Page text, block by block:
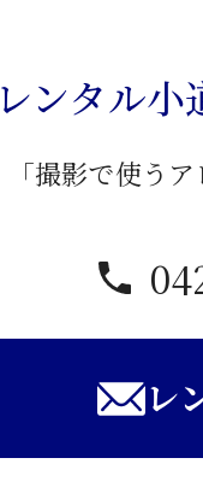
レンタル
「撮影で使う
レ